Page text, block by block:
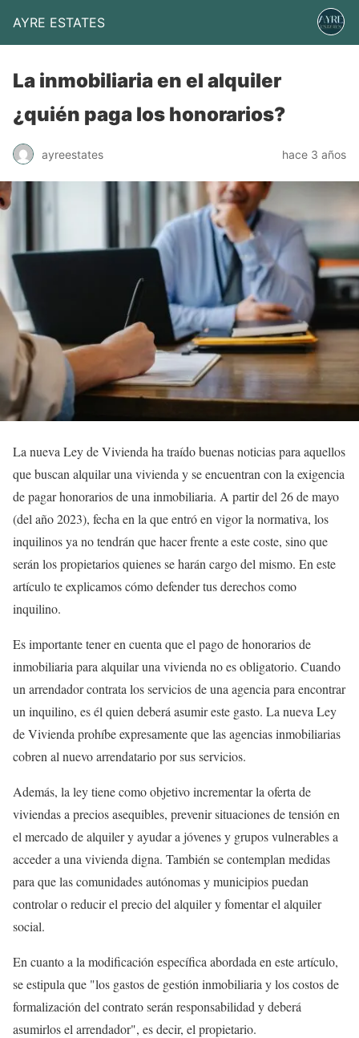
AYRE ESTATES
La inmobiliaria en el alquiler
¿quién paga los honorarios?
ayreestates hace 3 años
La nueva Ley de Vivienda ha traído buenas noticias para aquellos
que buscan alquilar una vivienda y se encuentran con la exigencia
de pagar honorarios de una inmobiliaria. A partir del 26 de mayo
(del año 2023), fecha en la que entró en vigor la normativa, los
inquilinos ya no tendrán que hacer frente a este coste, sino que
serán los propietarios quienes se harán cargo del mismo. En este
artículo te explicamos cómo defender tus derechos como
inquilino.
Es importante tener en cuenta que el pago de honorarios de
inmobiliaria para alquilar una vivienda no es obligatorio. Cuando
un arrendador contrata los servicios de una agencia para encontrar
un inquilino, es él quien deberá asumir este gasto. La nueva Ley
de Vivienda prohíbe expresamente que las agencias inmobiliarias
cobren al nuevo arrendatario por sus servicios.
Además, la ley tiene como objetivo incrementar la oferta de
viviendas a precios asequibles, prevenir situaciones de tensión en
el mercado de alquiler y ayudar a jóvenes y grupos vulnerables a
acceder a una vivienda digna. También se contemplan medidas
para que las comunidades autónomas y municipios puedan
controlar o reducir el precio del alquiler y fomentar el alquiler
social.
En cuanto a la modificación específica abordada en este artículo,
se estipula que "los gastos de gestión inmobiliaria y los costos de
formalización del contrato serán responsabilidad y deberá
asumirlos el arrendador", es decir, el propietario.